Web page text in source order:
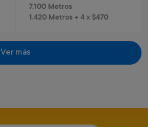
7.100 Metros
1.420 Metros + 4 x $470
Ver más